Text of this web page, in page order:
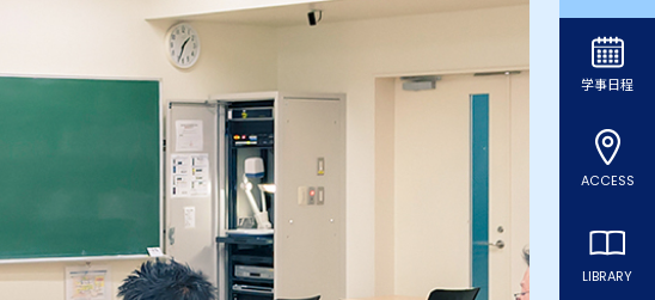
学事日程
ACCESS
LIBRARY